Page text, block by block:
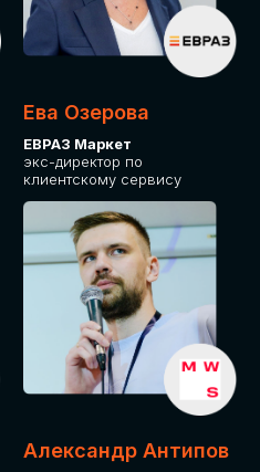
Ева Озерова
ЕВРАЗ Маркет
экс-директор по
клиентскому сервису
Александр Антипов